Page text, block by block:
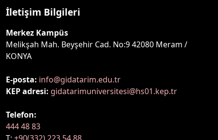
İletişim Bilgileri
Merkez Kampüs
Melikşah Mah. Beyşehir Cad. No:9 42080 Meram /
KONYA
E-posta: info@gidatarim.edu.tr
KEP adresi: gidatarimuniversitesi@hs01.kep.tr
Telefon:
444 48 83